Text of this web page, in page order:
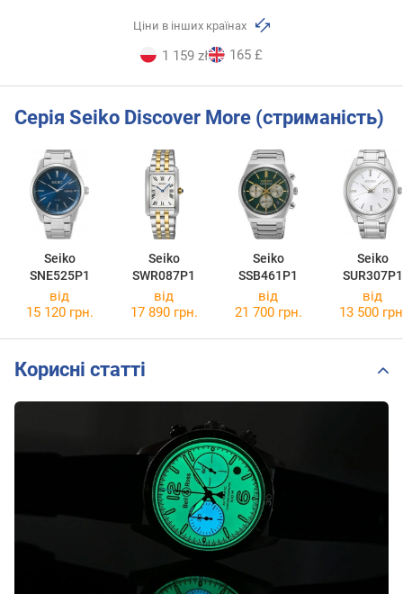
Ціни в інших країнах
1 159 zł 165 £
Серія Seiko Discover More (стриманість)
Seiko
SNE525P1
Seiko
SWR087P1
Seiko
SSB461P1
Seiko
SUR307P1
від
15 120 грн.
від
17 890 грн.
від
21 700 грн.
від
13 500
Корисні статті